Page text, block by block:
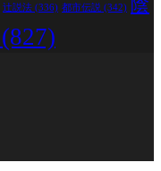
辻説法 (336) 都市伝説 (342)
(827)